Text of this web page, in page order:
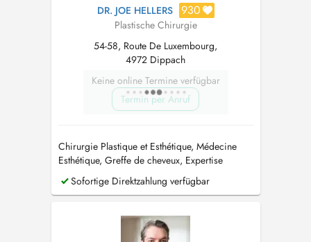
DR. JOE HELLERS 930
Plastische Chirurgie
54-58, Route De Luxembourg,
4972 Dippach
Keine online Termine verfügbar
Termin per Anruf
Chirurgie Plastique et Esthétique, Médecine
Esthétique, Greffe de cheveux, Expertise
judiciaire et médicale
Sofortige Direktzahlung verfügbar